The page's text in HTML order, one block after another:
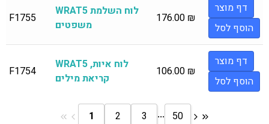
F1755
WRAT5 לוח השלמת
משפטים
176.00 ₪
דף מוצר
הוסף לסל
F1754
WRAT5 לוח איות,
קריאת מילים
106.00 ₪
דף מוצר
הוסף לסל
1 2 3 ... 50